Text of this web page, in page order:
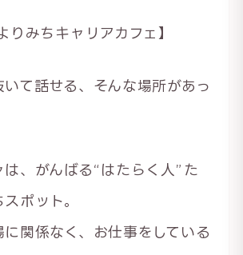
りみちキャリアカフェ】
いて話せる、そんな場所があっ
は、がんばる“はたらく人”た
ポット。
関係なく、お仕事をしている